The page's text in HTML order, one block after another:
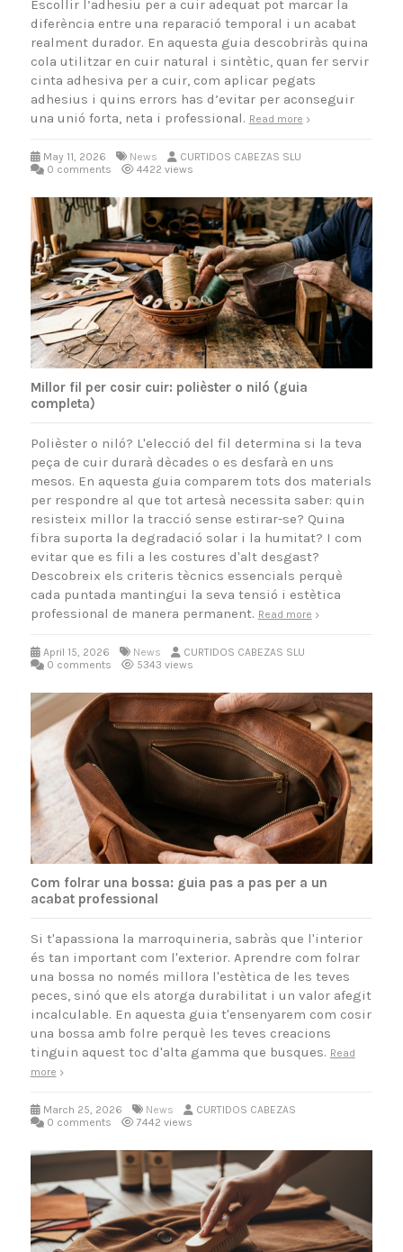
Escollir l’adhesiu per a cuir adequat pot marcar la
diferència entre una reparació temporal i un acabat
realment durador. En aquesta guia descobriràs quina
cola utilitzar en cuir natural i sintètic, quan fer servir
cinta adhesiva per a cuir, com aplicar pegats
adhesius i quins errors has d’evitar per aconseguir
una unió forta, neta i professional. Read more
May 11, 2026 News
CURTIDOS CABEZAS SLU
0 comments
4422 views
Millor fil per cosir cuir: polièster o niló (guia
completa)
Polièster o niló? L'elecció del fil determina si la teva
peça de cuir durarà dècades o es desfarà en uns
mesos. En aquesta guia comparem tots dos materials
per respondre al que tot artesà necessita saber: quin
resisteix millor la tracció sense estirar-se? Quina
fibra suporta la degradació solar i la humitat? I com
evitar que es fili a les costures d'alt desgast?
Descobreix els criteris tècnics essencials perquè
cada puntada mantingui la seva tensió i estètica
professional de manera permanent. Read more
April 15, 2026 News
CURTIDOS CABEZAS SLU
0 comments
5343 views
Com folrar una bossa: guia pas a pas per a un
acabat professional
Si t'apassiona la marroquineria, sabràs que l'interior
és tan important com l'exterior. Aprendre com folrar
una bossa no només millora l'estètica de les teves
peces, sinó que els atorga durabilitat i un valor afegit
incalculable. En aquesta guia t'ensenyarem com cosir
una bossa amb folre perquè les teves creacions
tinguin aquest toc d'alta gamma que busques. Read
more
March 25, 2026 News
CURTIDOS CABEZAS
0 comments
7442 views